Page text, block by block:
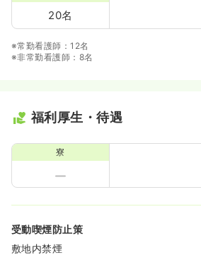
20名
※常勤看護師：12名
※非常勤看護師：8名
福利厚生・待遇
寮
受動喫煙防止策
敷地内禁煙